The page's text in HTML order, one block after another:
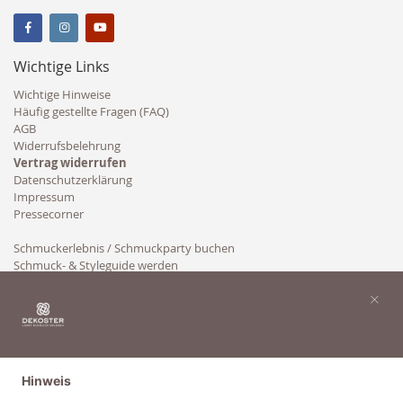
Wichtige Links
Wichtige Hinweise
Häufig gestellte Fragen (FAQ)
AGB
Widerrufsbelehrung
Vertrag widerrufen
Datenschutzerklärung
Impressum
Pressecorner
Schmuckerlebnis / Schmuckparty buchen
Schmuck- & Styleguide werden
Hinweis
×